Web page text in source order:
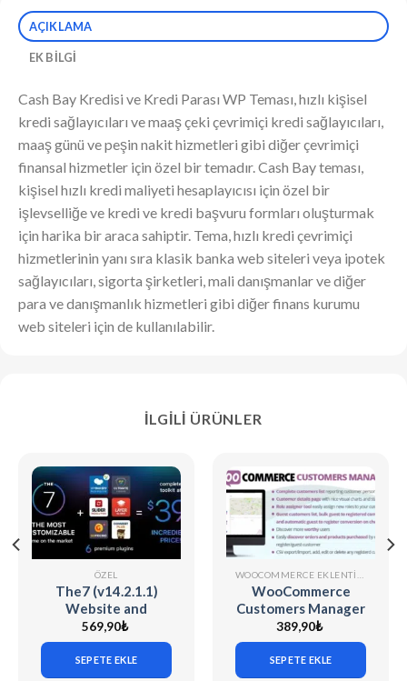
AÇIKLAMA
EK BILGI
Cash Bay Kredisi ve Kredi Parası WP Teması, hızlı kişisel
kredi sağlayıcıları ve maaş çeki çevrimiçi kredi sağlayıcıları,
maaş günü ve peşin nakit hizmetleri gibi diğer çevrimiçi
finansal hizmetler için özel bir temadır. Cash Bay teması,
kişisel hızlı kredi maliyeti hesaplayıcısı için özel bir
işlevselliğe ve kredi ve kredi başvuru formları oluşturmak
için harika bir araca sahiptir. Tema, hızlı kredi çevrimiçi
hizmetlerinin yanı sıra klasik banka web siteleri veya ipotek
sağlayıcıları, sigorta şirketleri, mali danışmanlar ve diğer
para ve danışmanlık hizmetleri gibi diğer finans kurumu
web siteleri için de kullanılabilir.
İLGILI ÜRÜNLER
ÖZEL
The7 (v14.2.1.1)
Website and
eCommerce Builder
for WordPress
569,90₺
SEPETE EKLE
WooCommerce
Customers Manager
v31.9
389,90₺
SEPETE EKLE